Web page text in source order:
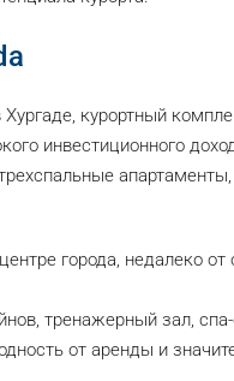
курортный
инвестиционного
города, недалеко
тренажерный зал, спа-
от аренды и